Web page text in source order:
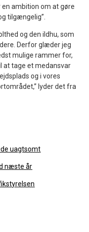
ambition om at gøre
tilgængelig”.
og den ildhu, som
Derfor glæder jeg
mulige rammer for,
at tage et medansvar
og i vores
lyder det fra
uagtsomt
næste år